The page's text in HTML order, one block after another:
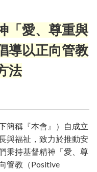
「 愛、 尊重與
導以正向管教
法
簡稱 『本會 』）
自成立
與福祉 ， 致力於推動安
秉持基督精神 「 愛
尊
管教 （Positive